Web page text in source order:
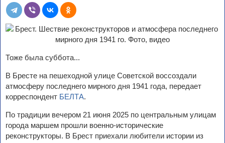
Тоже была суббота...
В Бресте на пешеходной улице Советской воссоздали
атмосферу последнего мирного дня 1941 года, передает
корреспондент БЕЛТА.
По традиции вечером 21 июня 2025 по центральным улицам
города маршем прошли военно-исторические
реконструкторы. В Брест приехали любители истории из